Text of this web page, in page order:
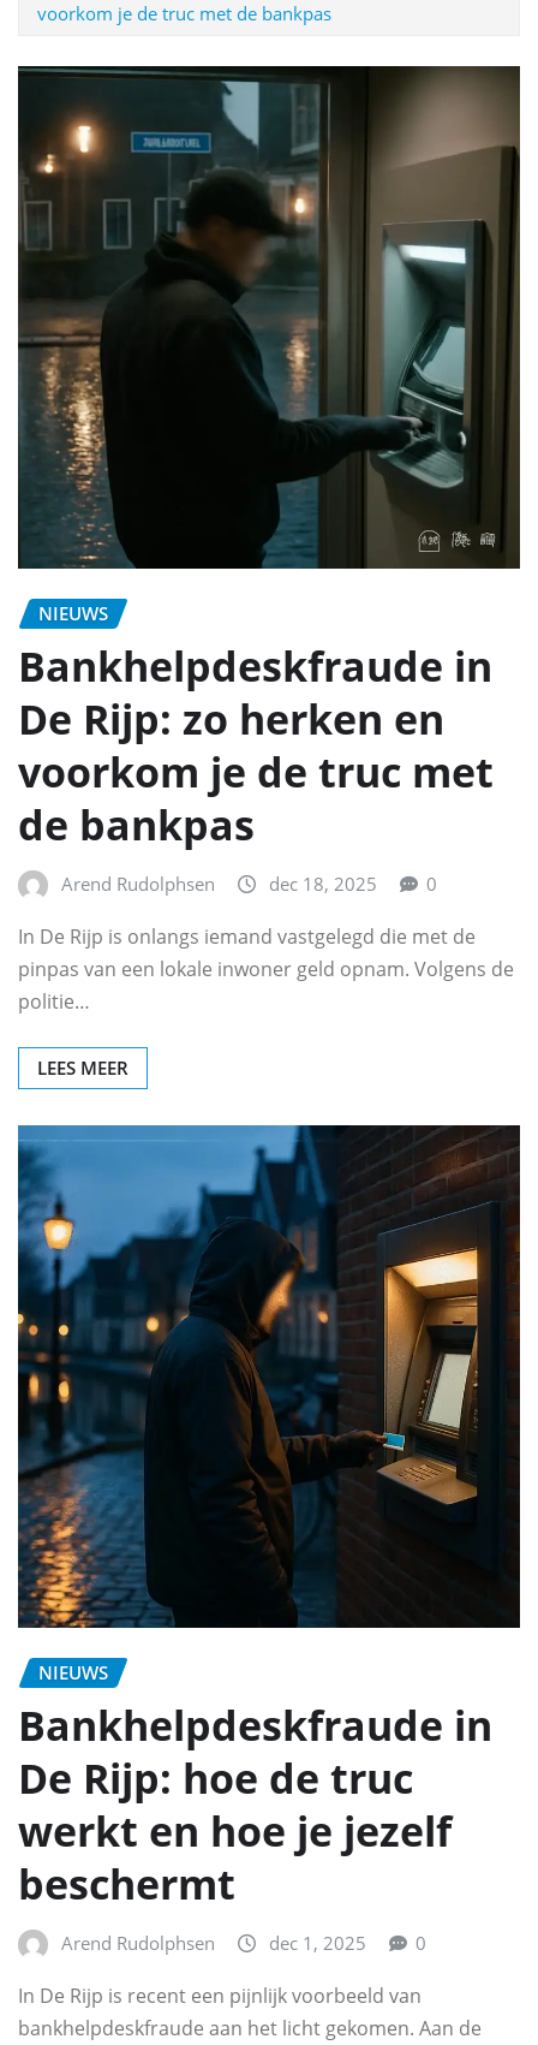
voorkom je de truc met de bankpas
NIEUWS
Bankhelpdeskfraude in
De Rijp: zo herken en
voorkom je de truc met
de bankpas
Arend Rudolphsen dec 18, 2025 0
In De Rijp is onlangs iemand vastgelegd die met de
pinpas van een lokale inwoner geld opnam. Volgens de
politie…
LEES MEER
NIEUWS
Bankhelpdeskfraude in
De Rijp: hoe de truc
werkt en hoe je jezelf
beschermt
Arend Rudolphsen dec 1, 2025 0
In De Rijp is recent een pijnlijk voorbeeld van
bankhelpdeskfraude aan het licht gekomen. Aan de